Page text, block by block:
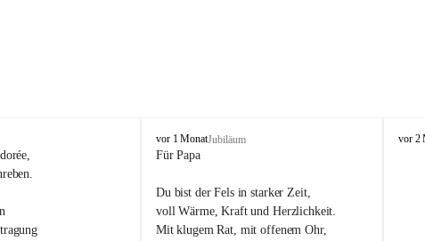
O
s
i
vor 1 MonatJubiläum
Für Papa
Du bist der Fels in starker Zeit,
voll Wärme, Kraft und Herzlichkeit.
Mit klugem Rat, mit offenem Ohr,
O
vor 2